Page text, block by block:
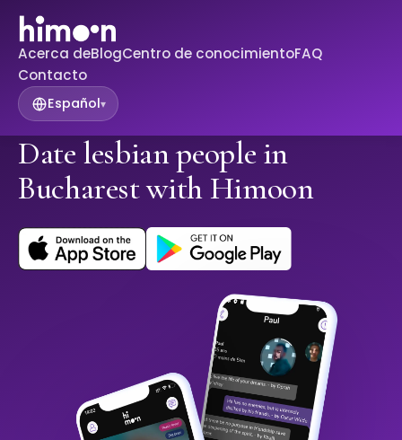
Acerca deBlogCentro de conocimientoFAQ
Contacto
Español▾
Date lesbian people in
Bucharest with Himoon